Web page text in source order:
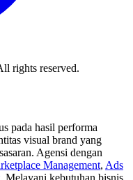
rights reserved.
pada hasil performa
visual brand yang
Agensi dengan
Management, Ads
. Melayani kebutuhan bisnis